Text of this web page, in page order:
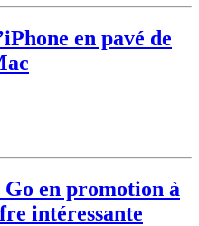
en pavé de
en promotion à
intéressante